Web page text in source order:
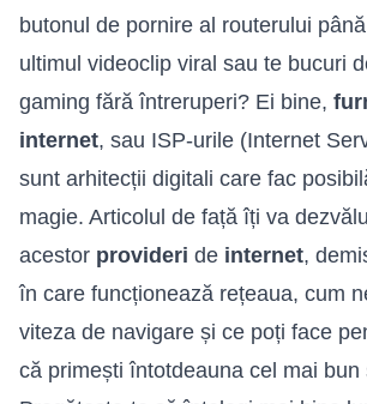
butonul de pornire al routerului
ultimul videoclip viral sau te bucuri
gaming fără întreruperi? Ei bine,
internet, sau ISP-urile (Internet
sunt arhitecții digitali care fac
magie. Articolul de față îți va
acestor provideri de internet,
în care funcționează rețeaua, cum
viteza de navigare și ce poți face
că primești întotdeauna cel mai bun